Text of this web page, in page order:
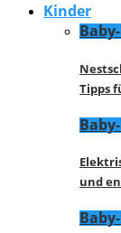
Kinder
Tipps
und